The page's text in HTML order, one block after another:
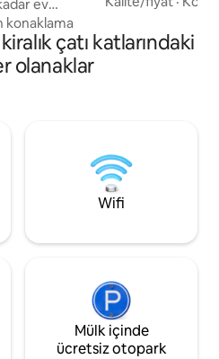
ev
Çatı Katı 2
bir oturma
komple
banyoya
konaklama
rotasının keyfini
alanından denize
alanında
çatı katlarındaki
olanaklar
Wifi
Mülk içinde
ücretsiz otopark